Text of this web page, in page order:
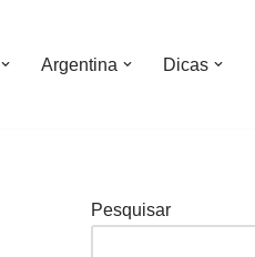
Argentina Dicas
Pesquisar